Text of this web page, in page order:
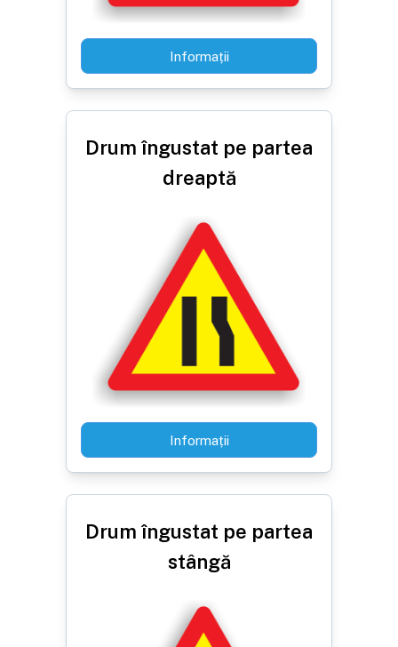
Informații
Drum îngustat pe partea
dreaptă
Informații
Drum îngustat pe partea
stângă